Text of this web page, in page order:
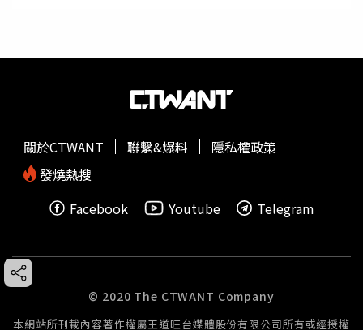
關於CTWANT 聯繫&爆料
隱私權政策
發燒熱搜
Facebook
Youtube Telegram
© 2020 The CTWANT Company
本網站所刊載內容著作權屬王道旺台媒體股份有限公司所有或經授權